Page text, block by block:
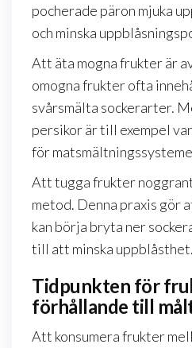
pocherade päron mjuka
och minska
Att äta mogna frukter är
omogna frukter ofta
svårsmälta sockerarter.
persikor är till exempel
för
Att tugga frukter
metod. Denna praxis gör
kan börja bryta ner
till att minska uppblåsthet.
Tidpunkten för
förhållande till
Att konsumera frukter